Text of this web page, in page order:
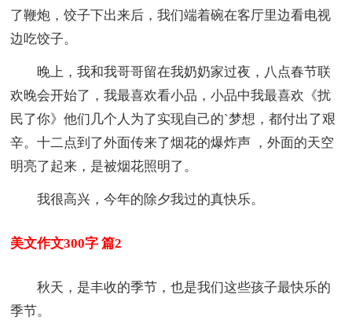
了鞭炮，饺子下出来后，我们端着碗在客厅里边看电视
边吃饺子。
晚上，我和我哥哥留在我奶奶家过夜，八点春节联
欢晚会开始了，我最喜欢看小品，小品中我最喜欢《扰
民了你》他们几个人为了实现自己的`梦想，都付出了艰
辛。十二点到了外面传来了烟花的爆炸声 ，外面的天空
明亮了起来，是被烟花照明了。
我很高兴，今年的除夕我过的真快乐。
美文作文300字 篇2
秋天，是丰收的季节，也是我们这些孩子最快乐的
季节。